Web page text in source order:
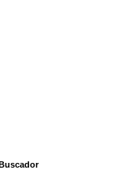
Buscador